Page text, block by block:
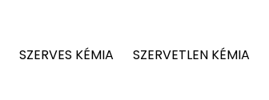
SZERVES KÉMIA SZERVETLEN KÉMIA